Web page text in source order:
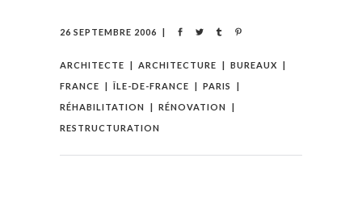
26 SEPTEMBRE 2006
ARCHITECTE ARCHITECTURE
BUREAUX
FRANCE
ÎLE-DE-FRANCE
PARIS
RÉHABILITATION
RÉNOVATION
RESTRUCTURATION